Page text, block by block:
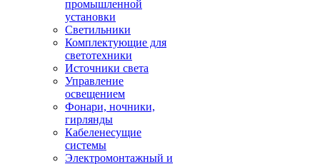
промышленной
установки
Светильники
Комплектующие для
светотехники
Источники света
Управление
освещением
Фонари, ночники,
гирлянды
Кабеленесущие
системы
Электромонтажный и